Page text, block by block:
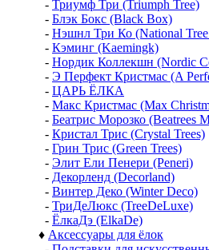
- Триумф Три (Triumph Tree)
- Блэк Бокс (Black Box)
- Нэшнл Три Ко (National
- Кэминг (Kaemingk)
- Нордик Коллекшн (Nordic
- Э Перфект Кристмас (A
- ЦАРЬ ЁЛКА
- Макс Кристмас (Max
- Беатрис Морозко (Beatrees
- Кристал Трис (Crystal Trees)
- Грин Трис (Green Trees)
- Элит Ели Пенери (Peneri)
- Декорленд (Decorland)
- Винтер Деко (Winter Deco)
- ТриДеЛюкс (TreeDeLuxe)
- ЁлкаДэ (ElkaDe)
♦ Аксессуары для ёлок